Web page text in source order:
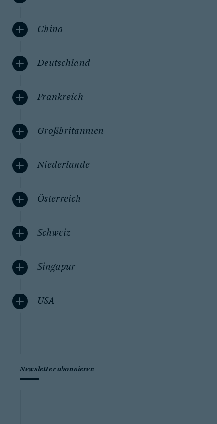
China
Deutschland
Frankreich
Großbritannien
Niederlande
Österreich
Schweiz
Singapur
USA
Newsletter abonnieren